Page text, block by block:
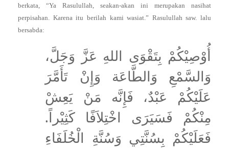
berkata, “Ya Rasulullah, seakan-akan ini merupakan nasihat
perpisahan. Karena itu berilah kami wasiat.” Rasulullah saw. lalu
bersabda:
أُوْصِيْكُمْ بِتَقْوَى اللهِ عَزَّ وَجَلَّ،
وَالسَّمْعِ وَالطَّاعَة وَإِنْ تَأَمَّرَ
عَلَيْكُمْ عَبْدٌ، فَإِنَّه مَنْ يَعِشْ
مِنْكُمْ فَسَيَرَى اخْتِلاَفًا كَثِيْراً.
فَعَلَيْكُمْ بِسُنَّتِي وَسُنَّةِ الْخُلَفَاءِ